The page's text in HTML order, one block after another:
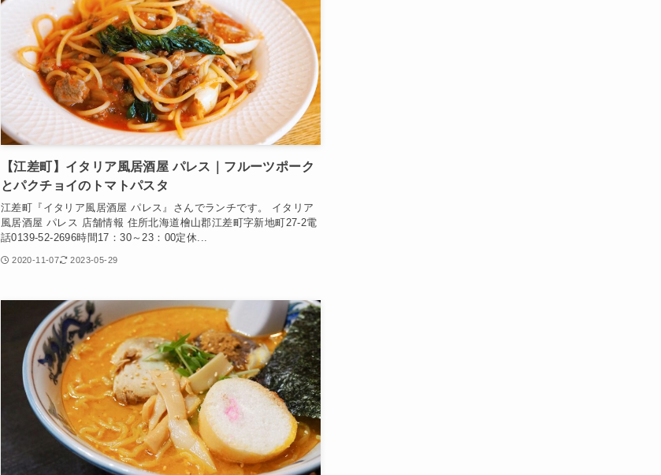
【江差町】イタリア風居酒屋 パレス｜フルーツポーク
とパクチョイのトマトパスタ
江差町『イタリア風居酒屋 パレス』さんでランチです。 イタリア
風居酒屋 パレス 店舗情報 住所北海道檜山郡江差町字新地町27-2電
話0139-52-2696時間17：30～23：00定休...
2020-11-07 2023-05-29